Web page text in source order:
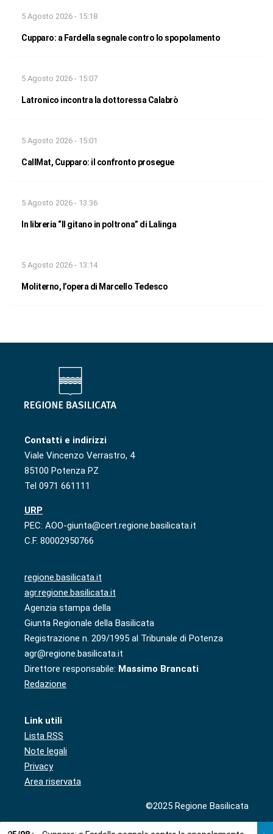
5 Agosto 2026 - 15:18
Cupparo: a Fardella segnale contro lo spopolamento
5 Agosto 2026 - 15:07
Latronico incontra la dottoressa Calabrò
5 Agosto 2026 - 15:01
CallMat, Cupparo: il confronto prosegue
5 Agosto 2026 - 13:36
In libreria “Il gitano in poltrona” di Lalinga
5 Agosto 2026 - 13:14
Moliterno, l’opera di Marcello Tedesco
Contatti e indirizzi
Viale Vincenzo Verrastro, 4
85100 Potenza PZ
Tel 0971 661111
URP
PEC: AOO-giunta@cert.regione.basilicata.it
C.F. 80002950766
regione.basilicata.it
agr.regione.basilicata.it
Agenzia stampa della
Giunta Regionale della Basilicata
Registrazione n. 209/1995 al Tribunale di Potenza
agr@regione.basilicata.it
Direttore responsabile: Massimo Brancati
Redazione
Link utili
Lista RSS
Note legali
Privacy
Area riservata
©2025 Regione Basilicata